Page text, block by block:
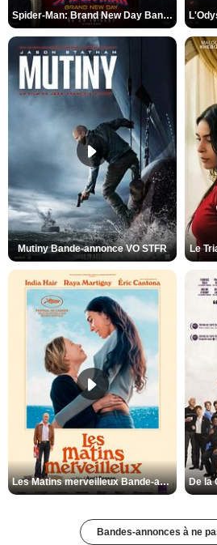
Spider-Man: Brand New Day Bande-annonce VO STFR
Mutiny Bande-annonce VO STFR Le
Les Matins merveilleux Bande-annonce VF
Bandes-annonces à ne